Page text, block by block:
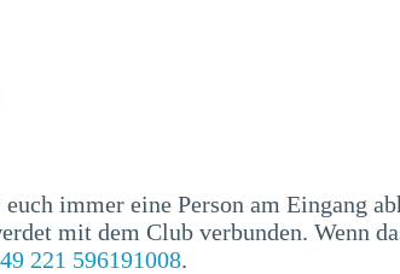
immer eine Person am Eingang
mit dem Club verbunden. Wenn
221 596191008.